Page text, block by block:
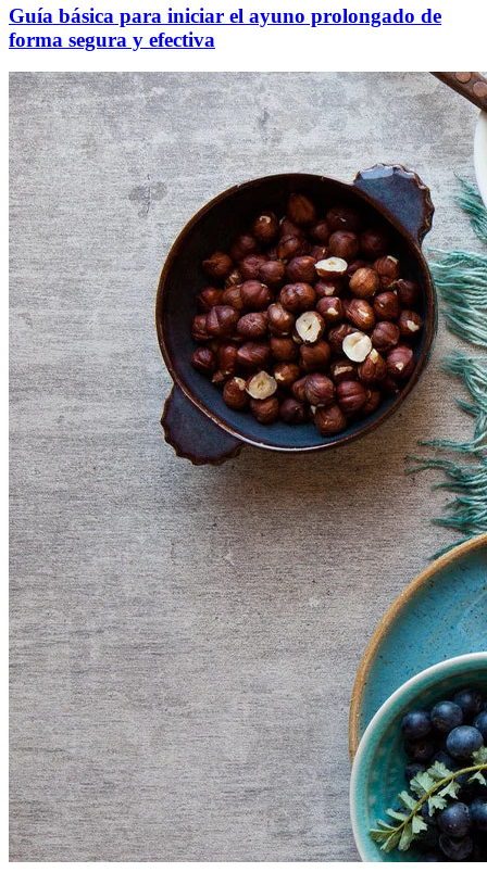
Guía básica para iniciar el ayuno prolongado de
forma segura y efectiva